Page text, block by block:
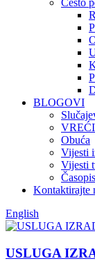
Često
BLOGOVI
Obuća
Vijesti
Vijesti
Kontaktirajte
English
USLUGA